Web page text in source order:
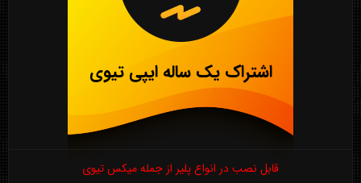
اشتراک یک ساله ایپی تیوی
قابل نصب در انواع پلیر از جمله میکس تیوی